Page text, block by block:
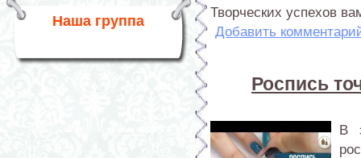
Наша группа
Творческих успехов
Добавить
Роспись
В